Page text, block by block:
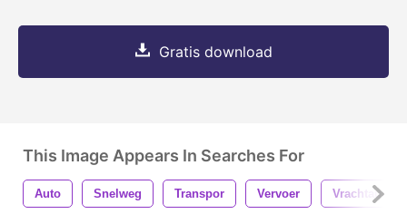
Gratis download
This Image Appears In Searches For
Auto Snelweg Transpor Vervoer Vrachtauto